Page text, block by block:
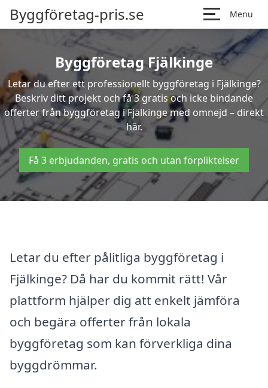
Byggföretag-pris.se Menu
Byggföretag Fjälkinge
Letar du efter ett professionellt byggföretag i Fjälkinge?
Beskriv ditt projekt och få 3 gratis och icke bindande
offerter från byggföretag i Fjälkinge med omnejd – direkt
här.
Få 3 erbjudanden, gratis och utan förpliktelser
Letar du efter pålitliga byggföretag i
Fjälkinge? Då har du kommit rätt! Vår
plattform hjälper dig att enkelt jämföra
och begära offerter från lokala
byggföretag som kan förverkliga dina
byggdrömmar.